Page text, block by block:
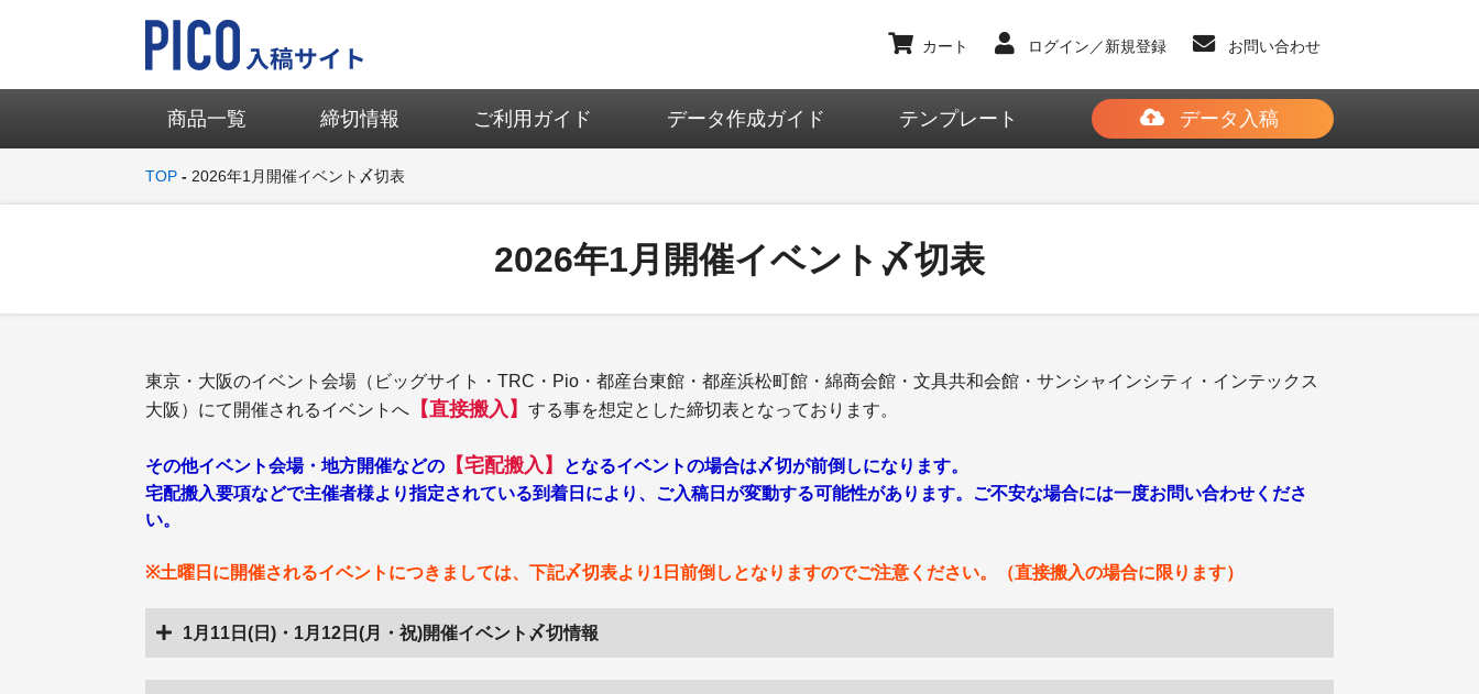
カート ログイン／新規登録 お問い合わせ
商品一覧 締切情報 ご利用ガイド データ作成ガイド テンプレート データ入稿
TOP 2026年1月開催イベント〆切表
2026年1月開催イベント〆切表
東京・大阪のイベント会場（ビッグサイト・TRC・Pio・都産台東館・都産浜松町館・綿商会館・文具共和会館・サンシャインシティ・インテックス
大阪）にて開催されるイベントへ 【直接搬入】 する事を想定とした締切表となっております。
その他イベント会場・地方開催などの 【宅配搬入】
となるイベントの場合は〆切が前倒しになります。
宅配搬入要項などで主催者様より指定されている到着日により、ご入稿日が変動する可能性があります。ご不安な場合には一度お問い合わせくださ
い。
※土曜日に開催されるイベントにつきましては、下記〆切表より1日前倒しとなりますのでご注意ください。（直接搬入の場合に限ります）
1月11日(日)・1月12日(月・祝)開催イベント〆切情報